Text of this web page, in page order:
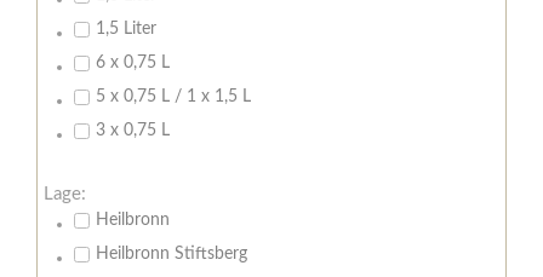
1,5 Liter
6 x 0,75 L
5 x 0,75 L / 1 x 1,5 L
3 x 0,75 L
Lage:
Heilbronn
Heilbronn Stiftsberg